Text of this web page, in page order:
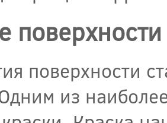
поверхности
поверхности
из